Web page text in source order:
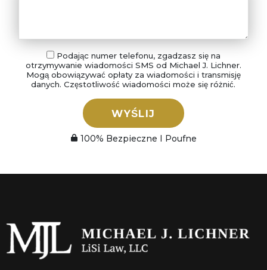
Podając numer telefonu, zgadzasz się na
otrzymywanie wiadomości SMS od Michael J. Lichner.
Mogą obowiązywać opłaty za wiadomości i transmisję
danych. Częstotliwość wiadomości może się różnić.
WYŚLIJ
100% Bezpieczne I Poufne